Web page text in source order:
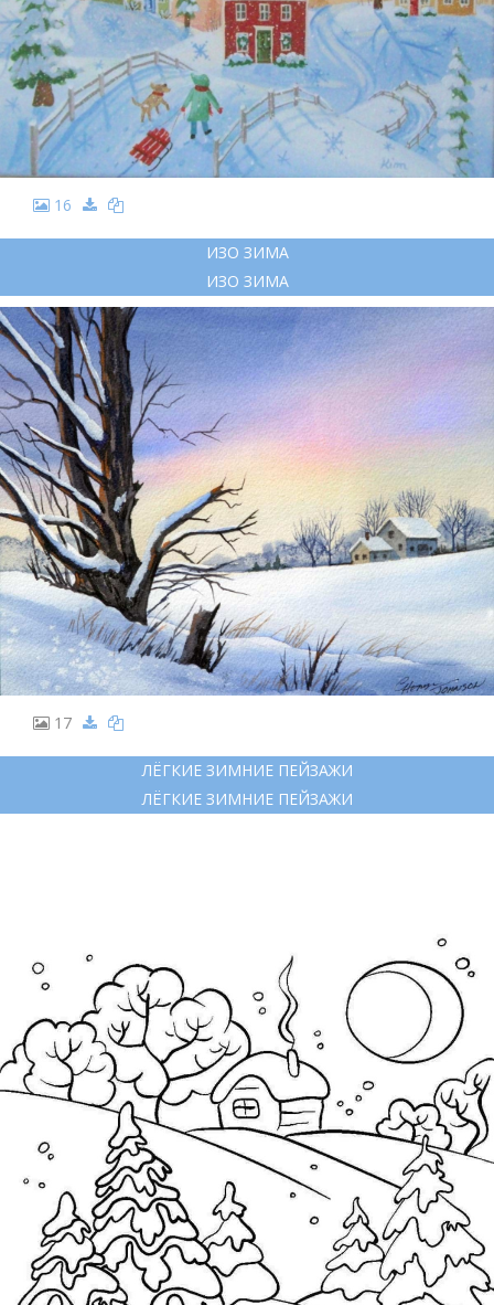
16
ИЗО ЗИМА
ИЗО ЗИМА
17
ЛЁГКИЕ ЗИМНИЕ ПЕЙЗАЖИ
ЛЁГКИЕ ЗИМНИЕ ПЕЙЗАЖИ